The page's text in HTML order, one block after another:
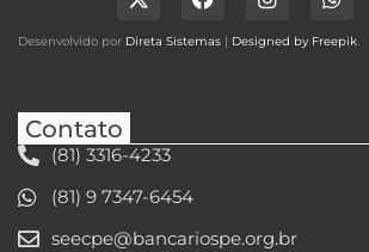
Desenvolvido por Direta Sistemas | Designed by Freepik
Contato
(81) 3316-4233
(81) 9 7347-6454
seecpe@bancariospe.org.br